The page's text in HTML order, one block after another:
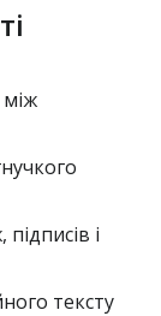
і
тексту